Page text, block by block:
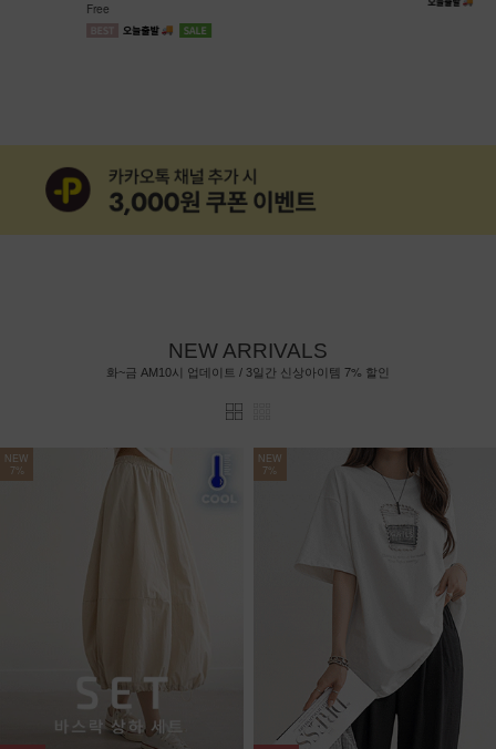
Free
NEW ARRIVALS
화~금 AM10시 업데이트 / 3일간 신상아이템 7% 할인
NEW
7%
NEW
7%